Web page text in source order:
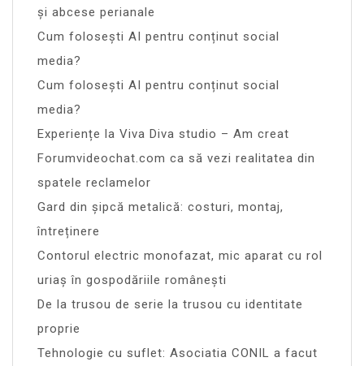
și abcese perianale
Cum folosești AI pentru conținut social
media?
Cum folosești AI pentru conținut social
media?
Experiențe la Viva Diva studio – Am creat
Forumvideochat.com ca să vezi realitatea din
spatele reclamelor
Gard din șipcă metalică: costuri, montaj,
întreținere
Contorul electric monofazat, mic aparat cu rol
uriaș în gospodăriile românești
De la trusou de serie la trusou cu identitate
proprie
Tehnologie cu suflet: Asociatia CONIL a facut